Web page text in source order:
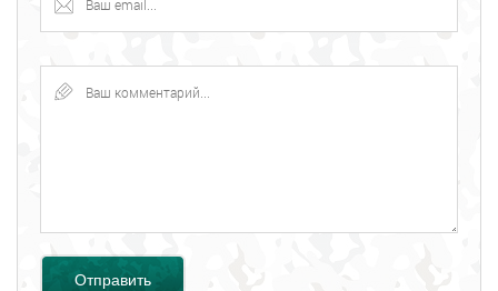
Отправить